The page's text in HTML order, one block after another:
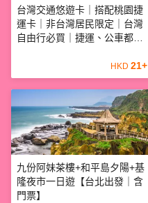
台灣交通悠遊卡｜搭配桃園捷
運卡｜非台灣居民限定｜台灣
自由行必買｜捷運、公車都能
HKD 21+
九份阿妹茶樓+和平島夕陽+基
隆夜市一日遊【台北出發｜含
門票】